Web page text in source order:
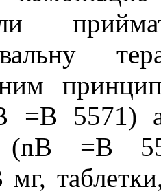
=В 5571)
(nВ =В